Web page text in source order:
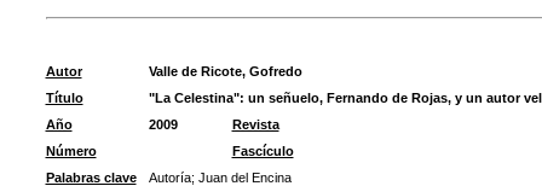
Autor
Valle de Ricote, Gofredo
Título
"La Celestina": un señuelo, Fernando de Rojas, y un autor
Año
2009
Revista
Número
Fascículo
Palabras clave
Autoría; Juan del Encina